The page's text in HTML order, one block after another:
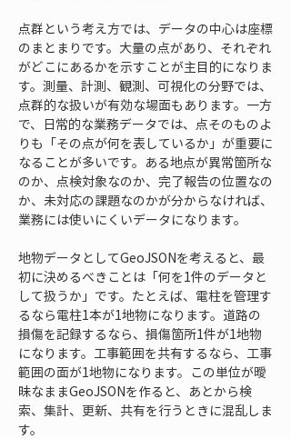
点群という考え方では、データの中心は座標
のまとまりです。大量の点があり、それぞれ
がどこにあるかを示すことが主目的になりま
す。測量、計測、観測、可視化の分野では、
点群的な扱いが有効な場面もあります。一方
で、日常的な業務データでは、点そのものよ
りも「その点が何を表しているか」が重要に
なることが多いです。ある地点が異常箇所な
のか、点検対象なのか、完了報告の位置なの
か、未対応の課題なのかが分からなければ、
業務には使いにくいデータになります。
地物データとしてGeoJSONを考えると、最
初に決めるべきことは「何を1件のデータと
して扱うか」です。たとえば、電柱を管理す
るなら電柱1本が1地物になります。道路の
損傷を記録するなら、損傷箇所1件が1地物
になります。工事範囲を共有するなら、工事
範囲の面が1地物になります。この単位が曖
昧なままGeoJSONを作ると、あとから検
索、集計、更新、共有を行うときに混乱しま
す。